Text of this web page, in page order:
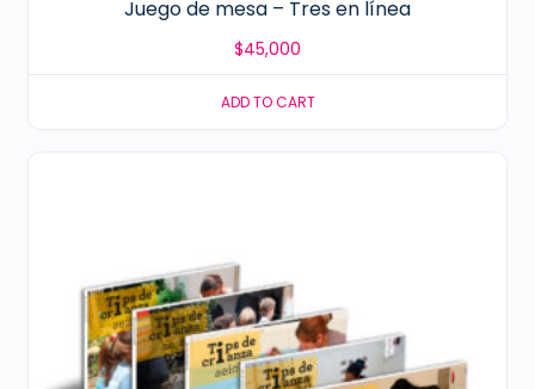
Juego de mesa – Tres en línea
$45,000
ADD TO CART